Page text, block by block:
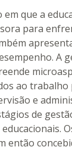
que a
para
A
ao
e
de
então